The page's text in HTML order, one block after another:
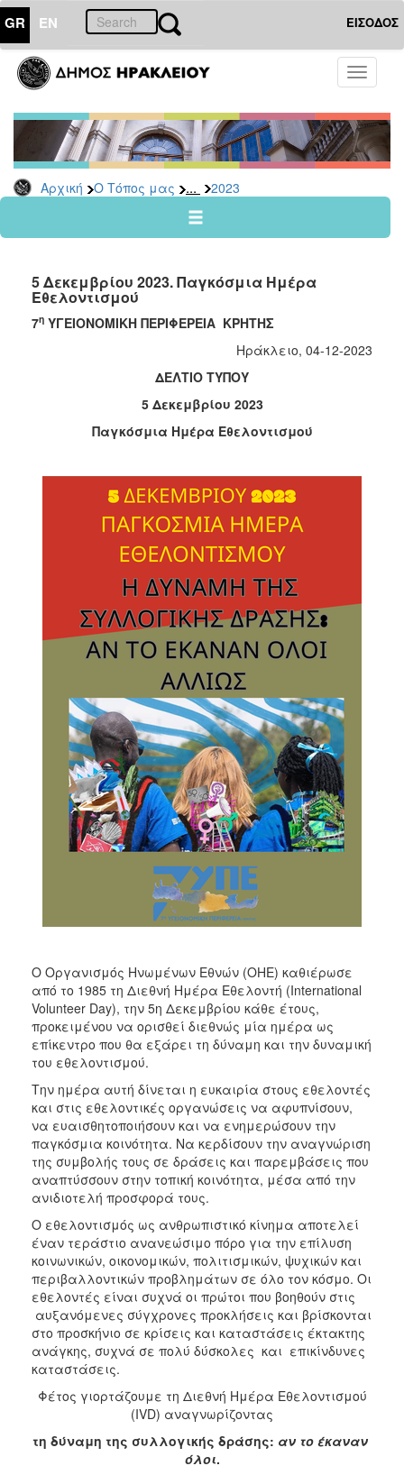
GR EN ΕΙΣΟΔΟΣ
Toggle
Αρχική Ο Τόπος μας ... 2023
ΤΟΠΟΣ
ΜΑΣ
Ανακοινώσεις
Αρχείο
2026
2024
2022
2021
2017
2015
ΔΗΜΟΣ
ΑΝΘΕΚΤΙΚΗ
5 Δεκεμβρίου 2023. Παγκόσμια Ημέρα
Εθελοντισμού
7η ΥΓΕΙΟΝΟΜΙΚΗ ΠΕΡΙΦΕΡΕΙΑ ΚΡΗΤΗΣ
Ηράκλειο, 04-12-2023
ΔΕΛΤΙΟ ΤΥΠΟΥ
5 Δεκεμβρίου 2023
Παγκόσμια Ημέρα Εθελοντισμού
Ο Οργανισμός Ηνωμένων Εθνών (OHE) καθιέρωσε
από το 1985 τη Διεθνή Ημέρα Εθελοντή (International
Volunteer Day), την 5η Δεκεμβρίου κάθε έτους,
προκειμένου να ορισθεί διεθνώς μία ημέρα ως
επίκεντρο που θα εξάρει τη δύναμη και την δυναμική
του εθελοντισμού.
Την ημέρα αυτή δίνεται η ευκαιρία στους εθελοντές
και στις εθελοντικές οργανώσεις να αφυπνίσουν,
να ευαισθητοποιήσουν και να ενημερώσουν την
παγκόσμια κοινότητα. Να κερδίσουν την αναγνώριση
της συμβολής τους σε δράσεις και παρεμβάσεις που
αναπτύσσουν στην τοπική κοινότητα, μέσα από την
ανιδιοτελή προσφορά τους.
Ο εθελοντισμός ως ανθρωπιστικό κίνημα αποτελεί
έναν τεράστιο ανανεώσιμο πόρο για την επίλυση
κοινωνικών, οικονομικών, πολιτισμικών, ψυχικών και
περιβαλλοντικών προβλημάτων σε όλο τον κόσμο. Οι
εθελοντές είναι συχνά οι πρώτοι που βοηθούν στις
αυξανόμενες σύγχρονες προκλήσεις και βρίσκονται
στο προσκήνιο σε κρίσεις και καταστάσεις έκτακτης
ανάγκης, συχνά σε πολύ δύσκολες και επικίνδυνες
καταστάσεις.
Φέτος γιορτάζουμε τη Διεθνή Ημέρα Εθελοντισμού
(IVD) αναγνωρίζοντας
τη δύναμη της συλλογικής δράσης: αν το έκαναν
όλοι.